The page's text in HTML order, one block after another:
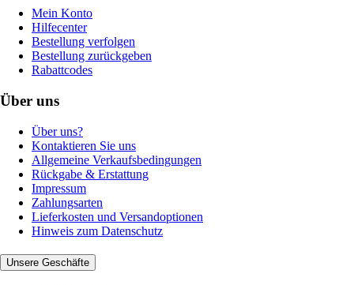
Mein Konto
Hilfecenter
Bestellung verfolgen
Bestellung zurückgeben
Rabattcodes
Über uns
Über uns?
Kontaktieren Sie uns
Allgemeine Verkaufsbedingungen
Rückgabe & Erstattung
Impressum
Zahlungsarten
Lieferkosten und Versandoptionen
Hinweis zum Datenschutz
Unsere Geschäfte